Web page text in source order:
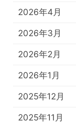
2026年4月
2026年3月
2026年2月
2026年1月
2025年12月
2025年11月